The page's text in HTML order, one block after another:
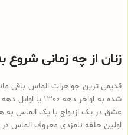
زنان از چه زمانی شروع
عشق در یک ازدواج با یک الماس به
اولین حلقه نامزدی معروف الماس در سال 1477 توسط آرشیدوک ماکسیمیلیان اتریش به مریم